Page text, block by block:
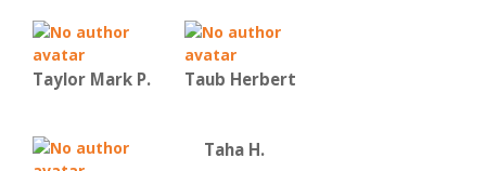
Taylor Mark P. Taub Herbert
Taha H.